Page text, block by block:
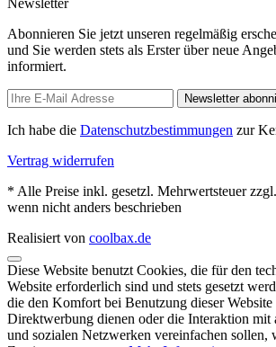
Newsletter
Abonnieren Sie jetzt unseren regelmäßig
und Sie werden stets als Erster über neue
informiert.
Newsletter
Ich habe die Datenschutzbestimmungen zur
Vertrag widerrufen
* Alle Preise inkl. gesetzl. Mehrwertsteuer zzgl.
wenn nicht anders beschrieben
Realisiert von coolbax.de
Diese Website benutzt Cookies, die für den
Website erforderlich sind und stets gesetzt
die den Komfort bei Benutzung dieser Website
Direktwerbung dienen oder die Interaktion mit
und sozialen Netzwerken vereinfachen sollen,